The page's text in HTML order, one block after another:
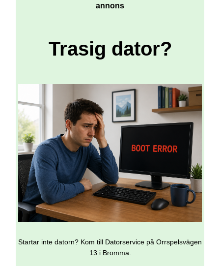
annons
Trasig dator?
Startar inte datorn? Kom till Datorservice på Orrspelsvägen
13 i Bromma.